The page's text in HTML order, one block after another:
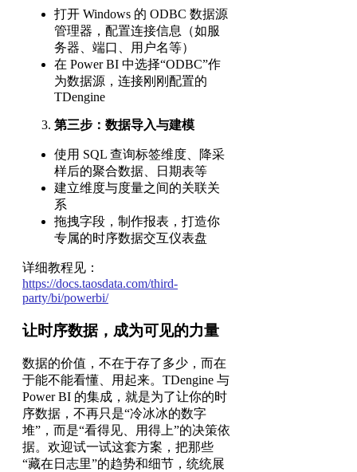
打开 Windows 的 ODBC 数据源
管理器，配置连接信息（如服
务器、端口、用户名等）
在 Power BI 中选择“ODBC”作
为数据源，连接刚刚配置的
TDengine
第三步：数据导入与建模
使用 SQL 查询标签维度、降采
样后的聚合数据、日期表等
建立维度与度量之间的关联关
系
拖拽字段，制作报表，打造你
专属的时序数据交互仪表盘
详细教程见：
https://docs.taosdata.com/third-
party/bi/powerbi/
让时序数据，成为可见的力量
数据的价值，不在于存了多少，而在
于能不能看懂、用起来。TDengine 与
Power BI 的集成，就是为了让你的时
序数据，不再只是“冷冰冰的数字
堆”，而是“看得见、用得上”的决策依
据。欢迎试一试这套方案，把那些
“藏在日志里”的趋势和细节，统统展